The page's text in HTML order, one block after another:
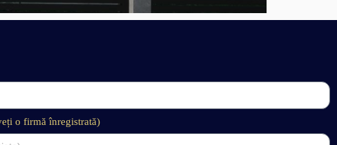
o firmă înregistrată)